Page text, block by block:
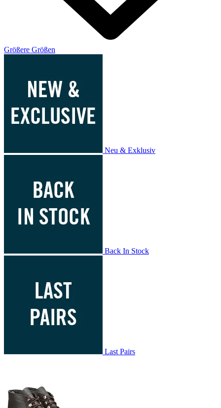
Größere Größen
Neu & Exklusiv
Back In Stock
Last Pairs